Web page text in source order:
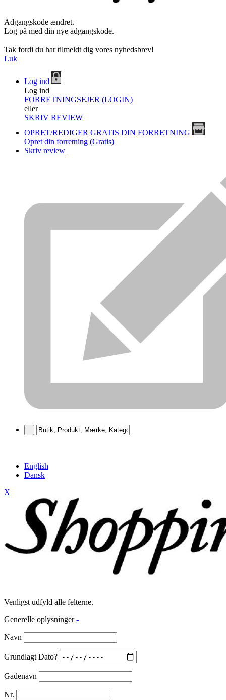
Adgangskode ændret.
Log på med din nye adgangskode.
Tak fordi du har tilmeldt dig vores nyhedsbrev!
Luk
Log ind
Log ind
FORRETNINGSEJER (LOGIN)
eller
SKRIV REVIEW
OPRET/REDIGER GRATIS DIN FORRETNING
Opret din forretning (Gratis)
Skriv review
English
Dansk
X
Venligst udfyld alle felterne.
Generelle oplysninger -
Navn
Grundlagt Dato?
Gadenavn
Nr.